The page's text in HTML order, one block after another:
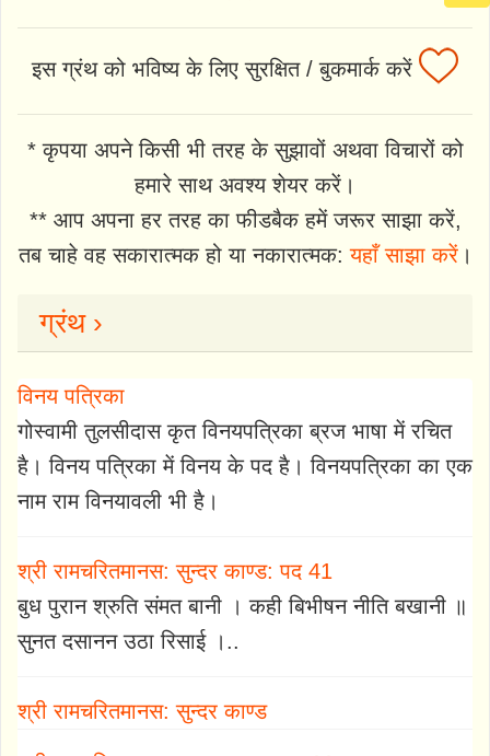
इस ग्रंथ को भविष्य के लिए सुरक्षित / बुकमार्क करें
* कृपया अपने किसी भी तरह के सुझावों अथवा विचारों को
हमारे साथ अवश्य शेयर करें।
** आप अपना हर तरह का फीडबैक हमें जरूर साझा करें,
तब चाहे वह सकारात्मक हो या नकारात्मक:यहाँ साझा करें।
ग्रंथ ›
विनय पत्रिका
गोस्वामी तुलसीदास कृत विनयपत्रिका ब्रज भाषा में रचित
है। विनय पत्रिका में विनय के पद है। विनयपत्रिका का एक
नाम राम विनयावली भी है।
श्री रामचरितमानस: सुन्दर काण्ड: पद 41
बुध पुरान श्रुति संमत बानी । कही बिभीषन नीति बखानी ॥
सुनत दसानन उठा रिसाई ।..
श्री रामचरितमानस: सुन्दर काण्ड